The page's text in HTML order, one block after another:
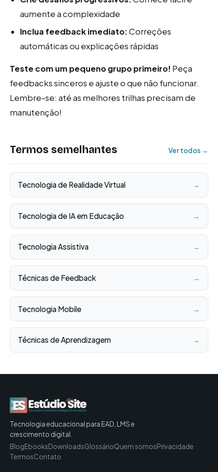
aumente a complexidade
Inclua feedback imediato:Correções
automáticas ou explicações rápidas
Teste com um pequeno grupo primeiro! Peça
feedbacks sinceros e ajuste o que não funcionar.
Lembre-se: até as melhores trilhas precisam de
manutenção!
Termos semelhantes Ver todos →
Tecnologia de Realidade Virtual →
Tecnologia de IA em Educação →
Tecnologia Assistiva →
Técnicas de Feedback →
Tecnologia Mobile →
Técnicas de Aprendizagem →
Tecnologia educacional para EAD, LMS e
crescimento digital.
BlogEbooksDownloadsGlossárioQuem somosPrivacidade
TermosContato